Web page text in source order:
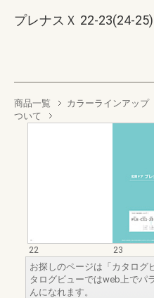
プレナスＸ 22-23(24-25)
商品一覧 カラーラインアップ
ついて
22
23
お探しのページは「カタログ
タログビューではweb上でパ
んになれます。